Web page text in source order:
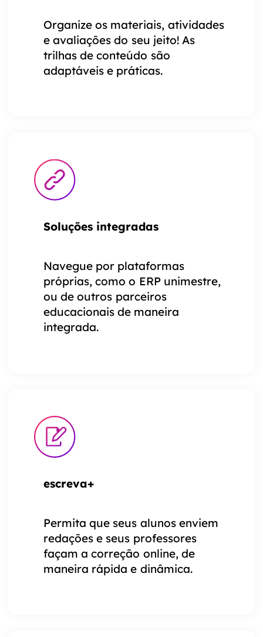
Organize os materiais, atividades
e avaliações do seu jeito! As
trilhas de conteúdo são
adaptáveis e práticas.
Soluções integradas
Navegue por plataformas
próprias, como o ERP unimestre,
ou de outros parceiros
educacionais de maneira
integrada.
escreva+
Permita que seus alunos enviem
redações e seus professores
façam a correção online, de
maneira rápida e dinâmica.